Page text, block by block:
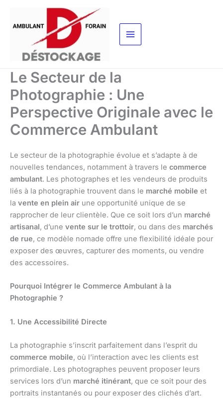
contenu
Le Secteur de la
Photographie : Une
Perspective Originale avec le
Commerce Ambulant
Le secteur de la photographie évolue et s’adapte à de
nouvelles tendances, notamment à travers le commerce
ambulant. Les photographes et les vendeurs de produits
liés à la photographie trouvent dans le marché mobile et
la vente en plein air une opportunité unique de se
rapprocher de leur clientèle. Que ce soit lors d’un marché
artisanal, d’une vente sur le trottoir, ou dans des marchés
de rue, ce modèle nomade offre une flexibilité idéale pour
exposer des œuvres, capturer des moments, ou vendre
des accessoires.
Pourquoi Intégrer le Commerce Ambulant à la
Photographie ?
1. Une Accessibilité Directe
La photographie s’inscrit parfaitement dans l’esprit du
commerce mobile, où l’interaction avec les clients est
primordiale. Les photographes peuvent proposer leurs
services lors d’un marché itinérant, que ce soit pour des
portraits instantanés ou pour exposer des clichés d’art.